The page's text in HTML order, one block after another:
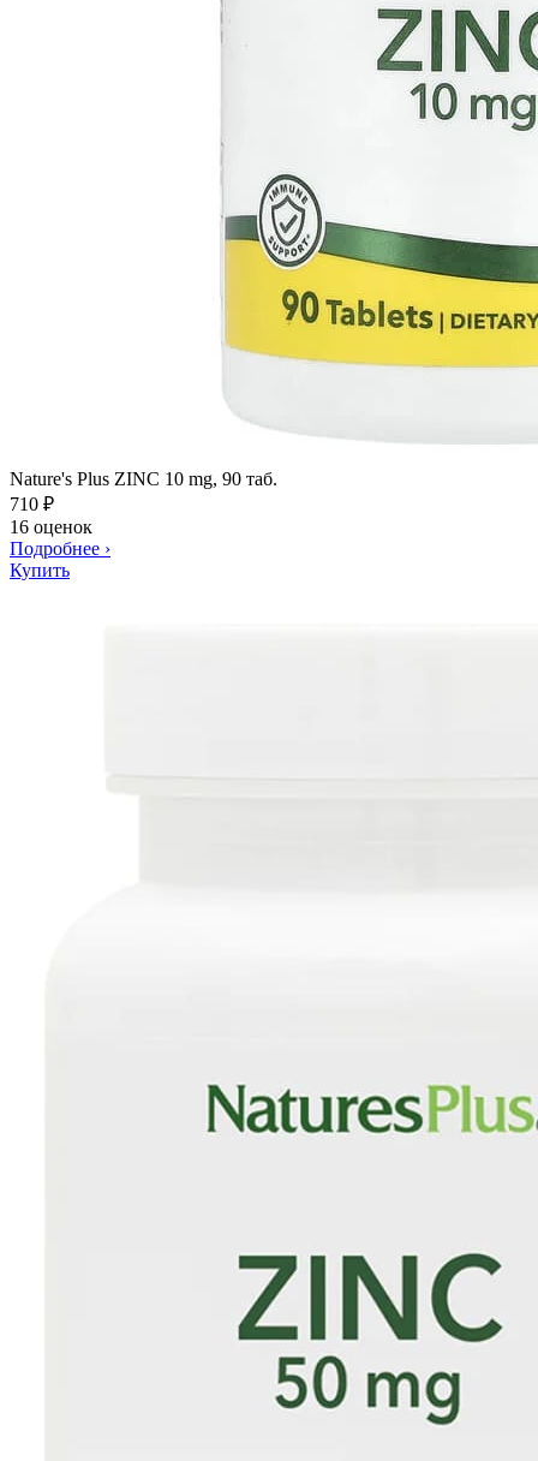
Nature's Plus ZINC 10 mg, 90 таб.
710 ₽
16 оценок
Подробнее ›
Купить